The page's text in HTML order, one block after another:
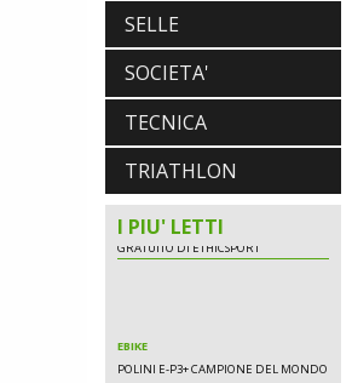
SELLE
SOCIETA'
TECNICA
TRIATHLON
I PIU' LETTI
POLINI E-P3+ CAMPIONE DEL MONDO
E-BIKE ENDURO CON MANOLO
MORETTINI E FILIPPO COLARUSSO
ALIMENTAZIONE
GUIDA COMPLETA AL CICLISMO
MODERNO: SCARICA L'E-BOOK